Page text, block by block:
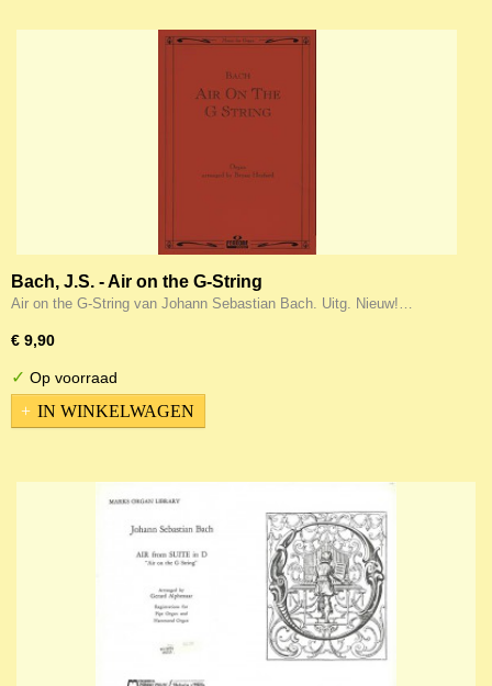
Bach, J.S. - Air on the G-String
Air on the G-String van Johann Sebastian Bach. Uitg. Nieuw!…
€ 9,90
✓ Op voorraad
IN WINKELWAGEN